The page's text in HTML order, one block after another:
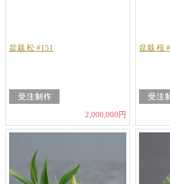
盆栽 松 #151
2,000,000円
盆栽 桜